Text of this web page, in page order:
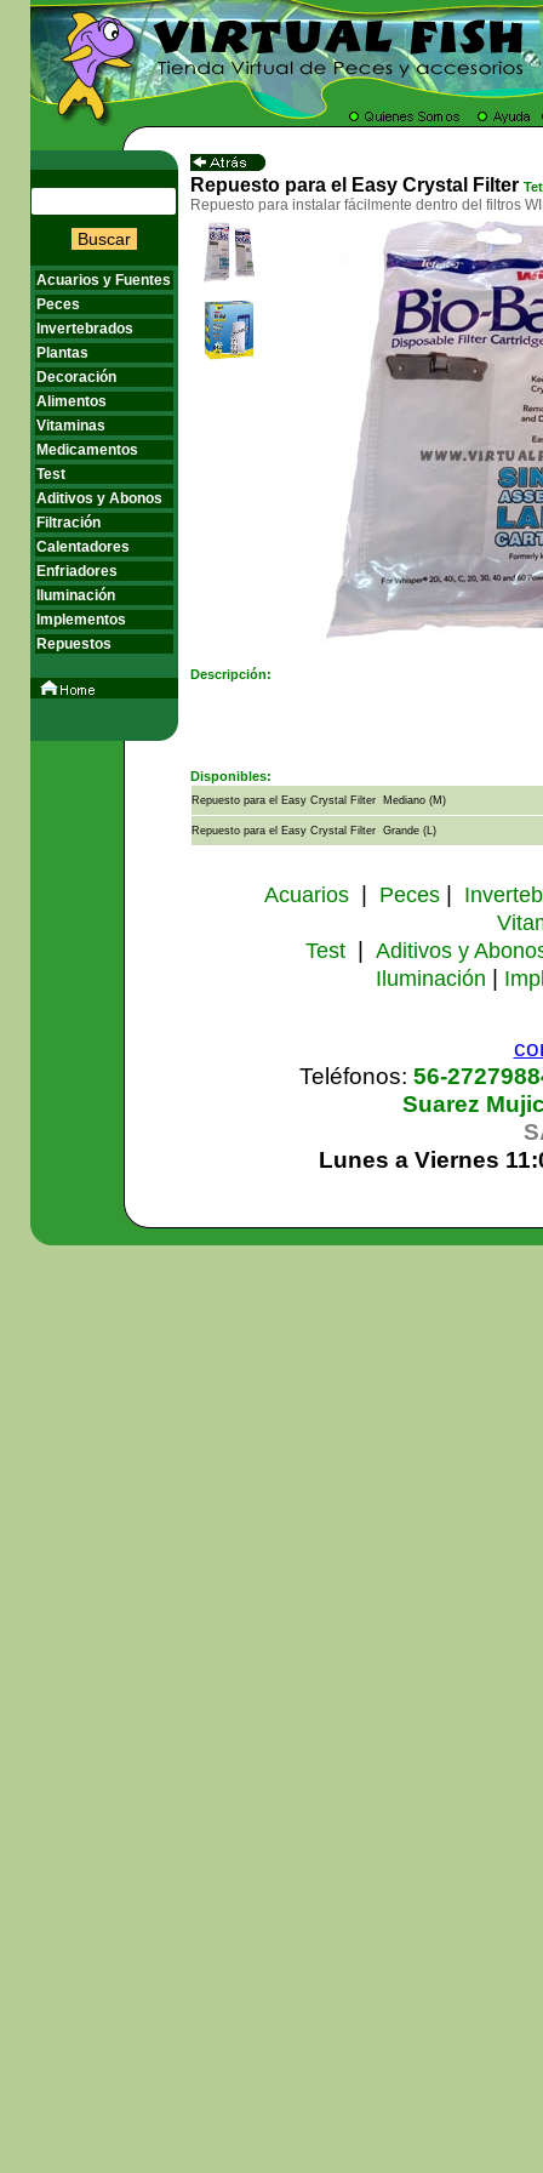
Buscar
Acuarios y Fuentes
Peces
Invertebrados
Plantas
Decoración
Alimentos
Vitaminas
Medicamentos
Test
Aditivos y Abonos
Filtración
Calentadores
Enfriadores
Iluminación
Implementos
Repuestos
Repuesto para el Easy Crystal Filter
Repuesto para instalar fácilmente dentro del filtros
Descripción:
Disponibles:
Repuesto para el Easy Crystal Filter Mediano (M)
Repuesto para el Easy Crystal Filter Grande (L)
Acuarios| Peces|
Test| Aditivos y
Iluminación |
Teléfonos: 56-
Suarez
Lunes a Viernes